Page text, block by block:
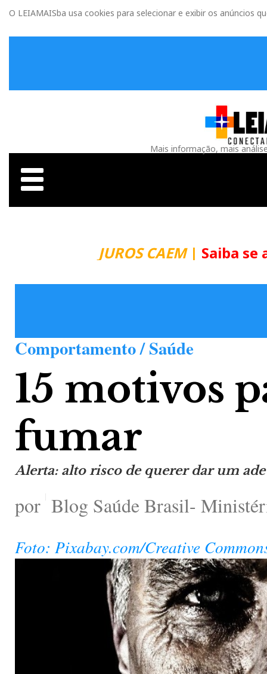
O LEIAMAISba usa cookies para selecionar e exibir os anúncios
Mais informação, mais
JUROS CAEM| Saiba se
Comportamento / Saúde
15 motivos
fumar
Alerta: alto risco de querer dar um
por Blog Saúde Brasil-
Foto: Pixabay.com/Creative